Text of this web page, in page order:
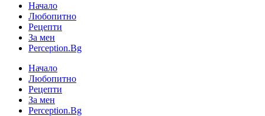
Начало
Любопитно
Рецепти
За мен
Perception.Bg
Начало
Любопитно
Рецепти
За мен
Perception.Bg